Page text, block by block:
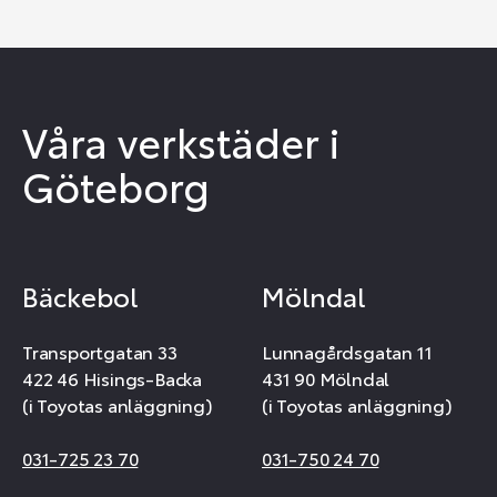
Våra verkstäder i
Göteborg
Bäckebol
Transportgatan 33
422 46 Hisings-Backa
(i Toyotas anläggning)
031-725 23 70
Mölndal
Lunnagårdsgatan 11
431 90 Mölndal
(i Toyotas anläggning)
031-750 24 70